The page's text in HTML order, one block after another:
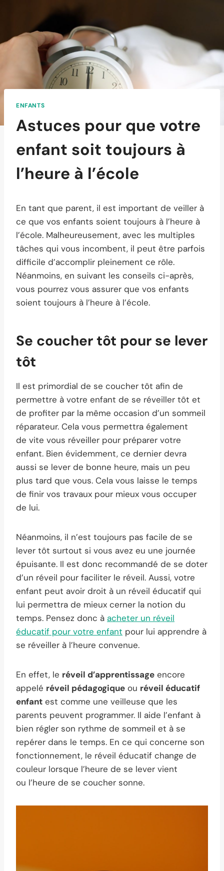
ENFANTS
Astuces pour que votre
enfant soit toujours à
l’heure à l’école
En tant que parent, il est important de veiller à
ce que vos enfants soient toujours à l’heure à
l’école. Malheureusement, avec les multiples
tâches qui vous incombent, il peut être parfois
difficile d’accomplir pleinement ce rôle.
Néanmoins, en suivant les conseils ci-après,
vous pourrez vous assurer que vos enfants
soient toujours à l’heure à l’école.
Se coucher tôt pour se lever
tôt
Il est primordial de se coucher tôt afin de
permettre à votre enfant de se réveiller tôt et
de profiter par la même occasion d’un sommeil
réparateur. Cela vous permettra également
de vite vous réveiller pour préparer votre
enfant. Bien évidemment, ce dernier devra
aussi se lever de bonne heure, mais un peu
plus tard que vous. Cela vous laisse le temps
de finir vos travaux pour mieux vous occuper
de lui.
Néanmoins, il n’est toujours pas facile de se
lever tôt surtout si vous avez eu une journée
épuisante. Il est donc recommandé de se doter
d’un réveil pour faciliter le réveil. Aussi, votre
enfant peut avoir droit à un réveil éducatif qui
lui permettra de mieux cerner la notion du
temps. Pensez donc à acheter un réveil
éducatif pour votre enfant pour lui apprendre à
se réveiller à l’heure convenue.
En effet, le réveil d’apprentissage encore
appelé réveil pédagogique ou réveil éducatif
enfant est comme une veilleuse que les
parents peuvent programmer. Il aide l’enfant à
bien régler son rythme de sommeil et à se
repérer dans le temps. En ce qui concerne son
fonctionnement, le réveil éducatif change de
couleur lorsque l’heure de se lever vient
ou l’heure de se coucher sonne.